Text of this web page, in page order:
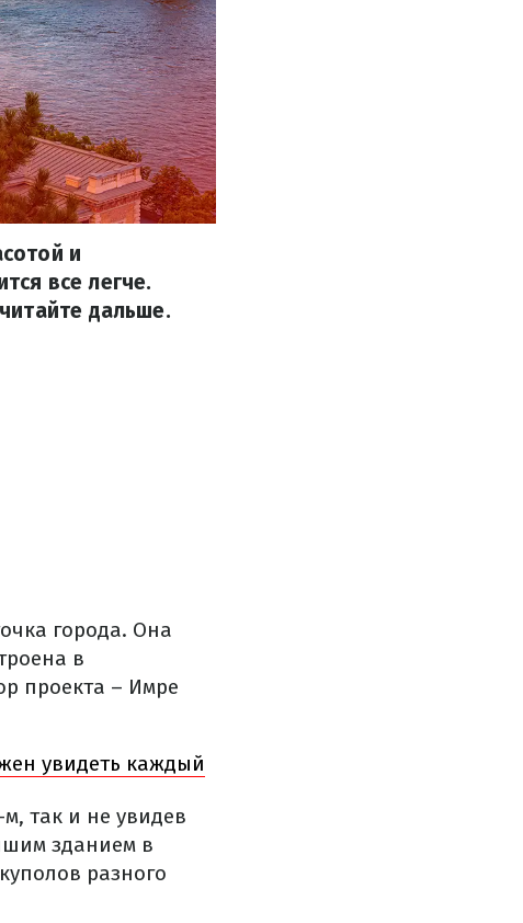
и
все легче.
дальше.
города. Она
в
проекта – Имре
увидеть каждый
м, так и не увидев
зданием в
разного